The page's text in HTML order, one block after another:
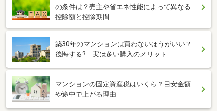
の条件は？売主や省エネ性能によって異なる
控除額と控除期間
築30年のマンションは買わないほうがいい？
後悔する? 実は多い購入のメリット
マンションの固定資産税はいくら？目安金額
や途中で上がる理由